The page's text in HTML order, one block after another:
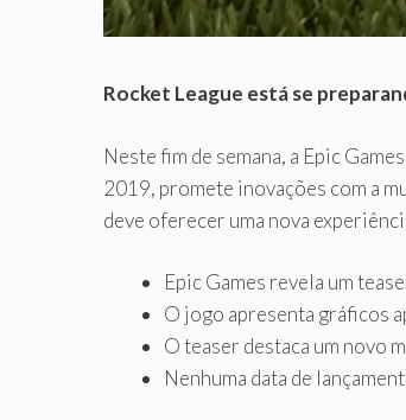
Rocket League está se
Neste fim de semana, a Epic
2019, promete inovações com a
deve oferecer uma nova
Epic Games revela um
O jogo apresenta gráficos
O teaser destaca um novo
Nenhuma data de